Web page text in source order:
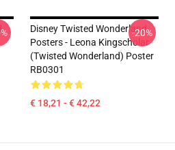
Disney Twisted Wonderland
Posters - Leona Kingscholar
(Twisted Wonderland) Poster
RB0301
€ 18,21 - € 42,22
-20%